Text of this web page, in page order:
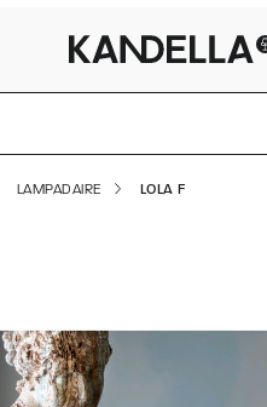
F
LAMPADAIRE LOLA F